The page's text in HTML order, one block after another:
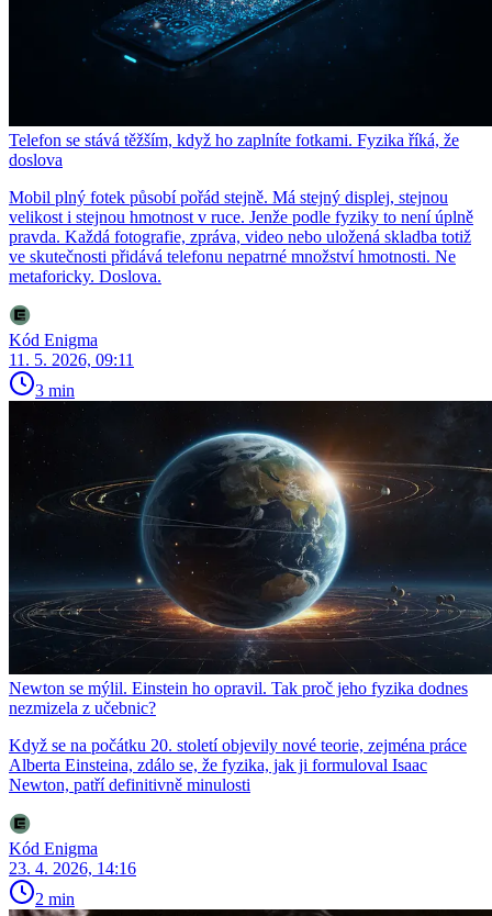
Telefon se stává těžším, když ho zaplníte fotkami. Fyzika říká, že
doslova
Mobil plný fotek působí pořád stejně. Má stejný displej, stejnou
velikost i stejnou hmotnost v ruce. Jenže podle fyziky to není úplně
pravda. Každá fotografie, zpráva, video nebo uložená skladba totiž
ve skutečnosti přidává telefonu nepatrné množství hmotnosti. Ne
metaforicky. Doslova.
Kód Enigma
11. 5. 2026, 09:11
3 min
Newton se mýlil. Einstein ho opravil. Tak proč jeho fyzika dodnes
nezmizela z učebnic?
Když se na počátku 20. století objevily nové teorie, zejména práce
Alberta Einsteina, zdálo se, že fyzika, jak ji formuloval Isaac
Newton, patří definitivně minulosti
Kód Enigma
23. 4. 2026, 14:16
2 min